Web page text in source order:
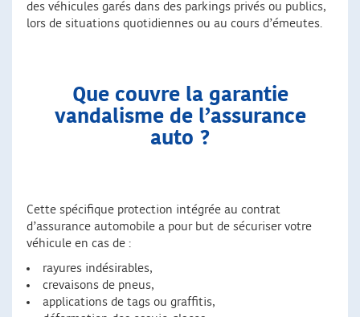
des véhicules garés dans des parkings privés ou publics,
lors de situations quotidiennes ou au cours d’émeutes.
Que couvre la garantie
vandalisme de l’assurance
auto ?
Cette spécifique protection intégrée au contrat
d’assurance automobile a pour but de sécuriser votre
véhicule en cas de :
rayures indésirables,
crevaisons de pneus,
applications de tags ou graffitis,